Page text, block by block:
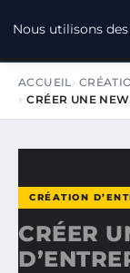
LPO
ACCUEIL
CRÉER UNE
CRÉATION
CRÉER
Nous utilisons